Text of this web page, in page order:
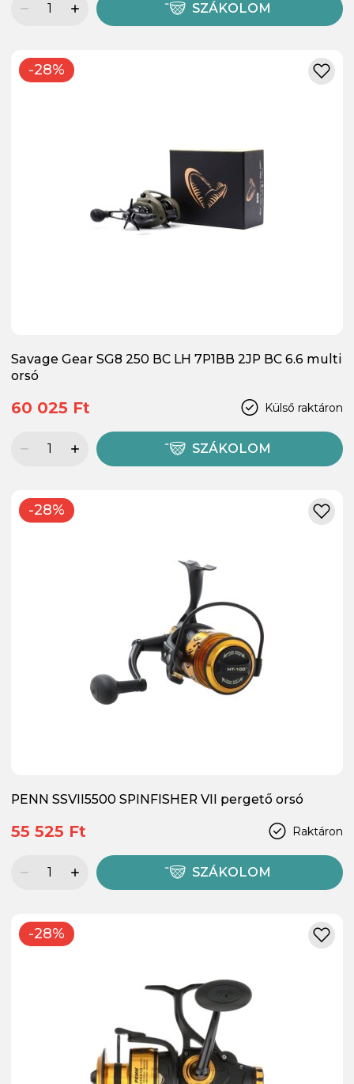
SZÁKOLOM
-28%
Savage Gear SG8 250 BC LH 7P1BB 2JP BC 6.6 multi
orsó
Külső raktáron
60 025 Ft
SZÁKOLOM
-28%
PENN SSVII5500 SPINFISHER VII pergető orsó
Raktáron
55 525 Ft
SZÁKOLOM
-28%